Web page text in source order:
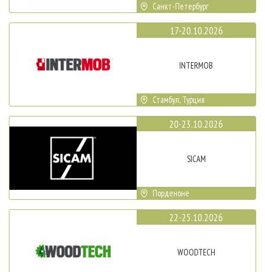
Санкт-Петербург
17-20.10.2026
INTERMOB
Стамбул, Турция
20-23.10.2026
SICAM
Порденоне
22-25.10.2026
WOODTECH